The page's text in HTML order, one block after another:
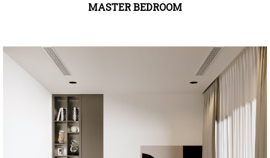
MASTER BEDROOM